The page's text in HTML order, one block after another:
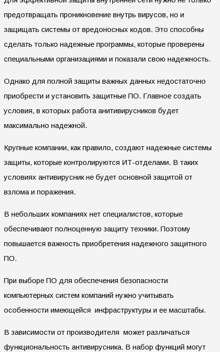
предотвращать проникновение внутрь вирусов, но и
защищать системы от вредоносных кодов. Это способны
сделать только надежные программы, которые проверены
специальными организациями и показали свою надежность.
Однако для полной защиты важных данных недостаточно
приобрести и установить защитные ПО. Главное создать
условия, в которых работа анитивирусников будет
максимально надежной.
Крупные компании, как правило, создают надежные системы
защиты, которые контролируются ИТ-отделами. В таких
условиях антивирусник не будет основной защитой от
взлома и поражения.
В небольших компаниях нет специалистов, которые
обеспечивают полноценную защиту техники. Поэтому
повышается важность приобретения надежного защитного
ПО.
При выборе ПО для обеспечения безопасности
компьютерных систем компаний нужно учитывать
особенности имеющейся инфраструктуры и ее масштабы.
В зависимости от производителя может различаться
функциональность антивирусника. В набор функций могут